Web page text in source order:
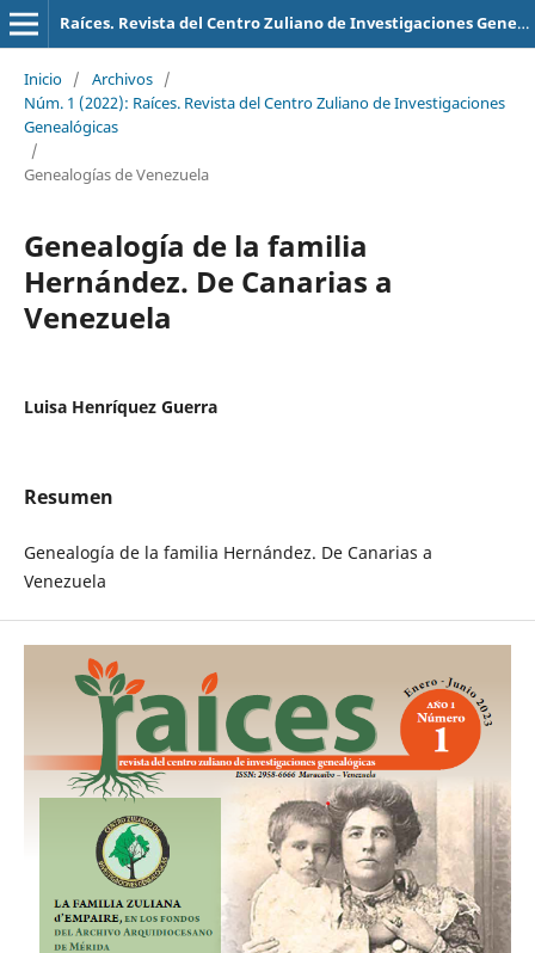
Raíces. Revista del Centro Zuliano de Investigaciones Genealógicas
Inicio / Archivos /
Núm. 1 (2022): Raíces. Revista del Centro Zuliano de Investigaciones
Genealógicas
/
Genealogías de Venezuela
Genealogía de la familia
Hernández. De Canarias a
Venezuela
Luisa Henríquez Guerra
Resumen
Genealogía de la familia Hernández. De Canarias a
Venezuela